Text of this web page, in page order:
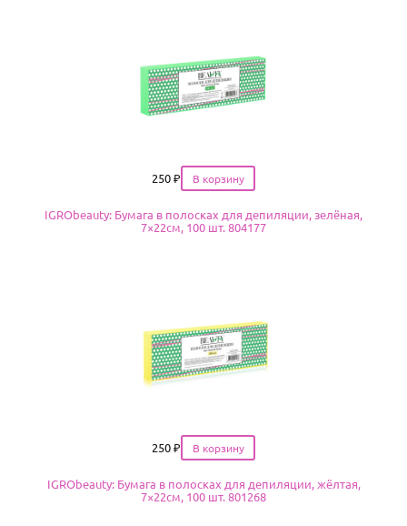
Цена
250 ₽
IGRObeauty: Бумага в полосках для депиляции, зелёная,
7×22см, 100 шт. 804177
Цена
250 ₽
IGRObeauty: Бумага в полосках для депиляции, жёлтая,
7×22см, 100 шт. 801268